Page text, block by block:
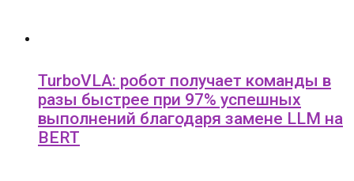
TurboVLA: робот получает команды в
разы быстрее при 97% успешных
выполнений благодаря замене LLM на
BERT